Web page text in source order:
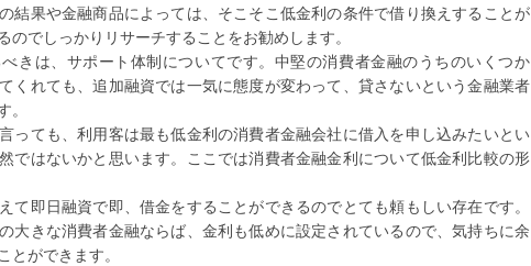
結果や金融商品によっては、そこそこ低金利の条件で借り換えすることが
のでしっかりリサーチすることをお勧めします。
きは、サポート体制についてです。中堅の消費者金融のうちのいくつか
くれても、追加融資では一気に態度が変わって、貸さないという金融業者
っても、利用客は最も低金利の消費者金融会社に借入を申し込みたいとい
ではないかと思います。ここでは消費者金融金利について低金利比較の形
て即日融資で即、借金をすることができるのでとても頼もしい存在です。
大きな消費者金融ならば、金利も低めに設定されているので、気持ちに余
とができます。